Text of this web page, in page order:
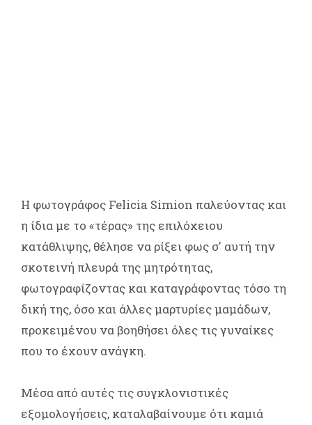
Η φωτογράφος Felicia Simion παλεύοντας και
η ίδια με το «τέρας» της επιλόχειου
κατάθλιψης, θέλησε να ρίξει φως σ' αυτή την
σκοτεινή πλευρά της μητρότητας,
φωτογραφίζοντας και καταγράφοντας τόσο τη
δική της, όσο και άλλες μαρτυρίες μαμάδων,
προκειμένου να βοηθήσει όλες τις γυναίκες
που το έχουν ανάγκη.
Μέσα από αυτές τις συγκλονιστικές
εξομολογήσεις, καταλαβαίνουμε ότι καμιά